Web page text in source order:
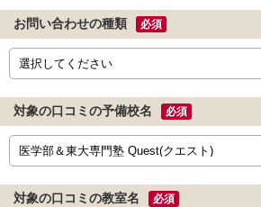
お問い合わせの種類 必須
対象の口コミの予備校名 必須
対象の口コミの教室名 必須